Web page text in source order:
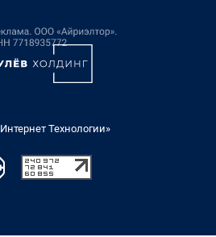
Технологии»